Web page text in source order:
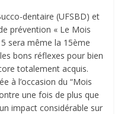
dentaire (UFSBD) et
prévention « Le Mois
sera même la 15ème
bons réflexes pour bien
totalement acquis.
à l’occasion du “Mois
une fois de plus que
impact considérable sur